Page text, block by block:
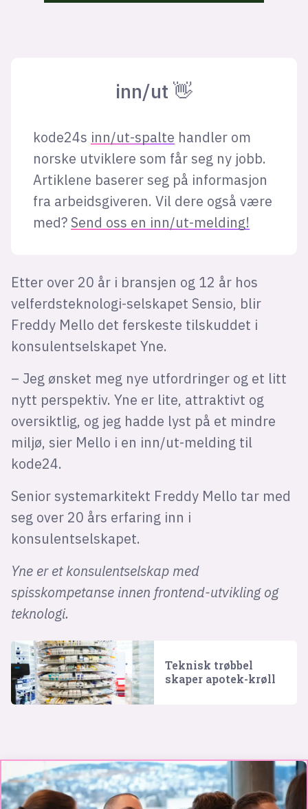
inn/ut 👋
kode24s inn/ut-spalte handler om
norske utviklere som får seg ny jobb.
Artiklene baserer seg på informasjon
fra arbeidsgiveren. Vil dere også være
med? Send oss en inn/ut-melding!
Etter over 20 år i bransjen og 12 år hos
velferdsteknologi-selskapet Sensio, blir
Freddy Mello det ferskeste tilskuddet i
konsulentselskapet Yne.
– Jeg ønsket meg nye utfordringer og et litt
nytt perspektiv. Yne er lite, attraktivt og
oversiktlig, og jeg hadde lyst på et mindre
miljø, sier Mello i en inn/ut-melding til
kode24.
Senior systemarkitekt Freddy Mello tar med
seg over 20 års erfaring inn i
konsulentselskapet.
Yne er et konsulentselskap med
spisskompetanse innen frontend-utvikling og
teknologi.
Teknisk trøbbel
skaper apotek-krøll